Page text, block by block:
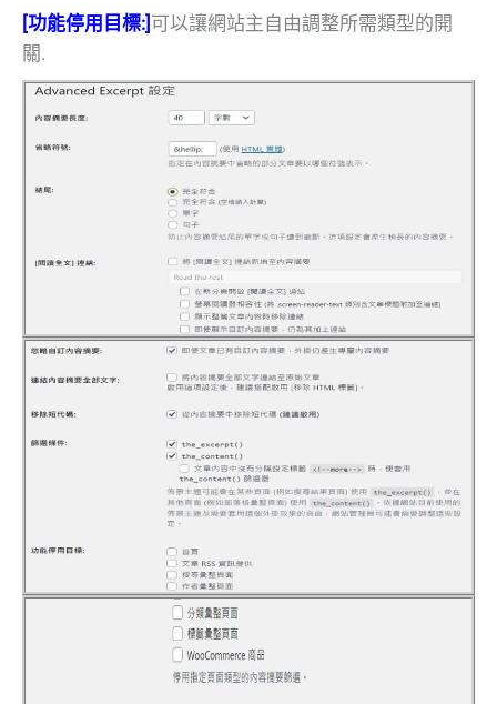
[功能停用目標:] 可以讓網站主自由調整所需類型的開
關.